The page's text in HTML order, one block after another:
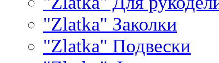
"Zlatka" Заколки
"Zlatka" Подвески